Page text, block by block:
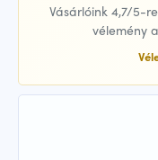
Vásárlóink 4,7/5-
vélemény